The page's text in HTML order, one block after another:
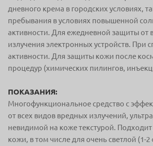
дневного крема в городских условиях,
пребывания в условиях повышенной
активности. Для ежедневной защиты от
излучения электронных устройств. При
активности. Для защиты кожи после
процедур (химических пилингов,
ПОКАЗАНИЯ:
Многофункциональное средство с
от всех видов вредных излучений,
невидимой на коже текстурой. Подходит
кожи, в том числе для очень светлой (1-